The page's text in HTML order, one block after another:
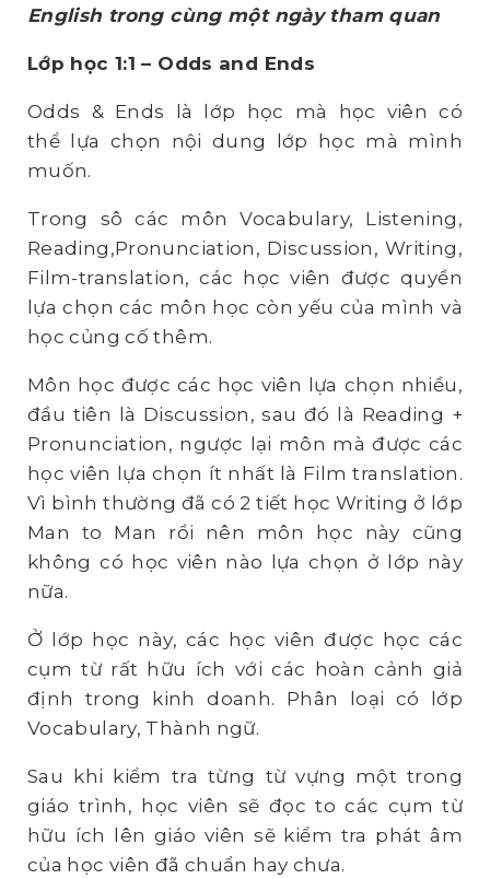
English trong cùng một ngày tham quan
Lớp học 1:1 – Odds and Ends
Odds & Ends là lớp học mà học viên có
thể lựa chọn nội dung lớp học mà mình
muốn.
Trong sô các môn Vocabulary, Listening,
Reading,Pronunciation, Discussion, Writing,
Film-translation, các học viên được quyền
lựa chọn các môn học còn yếu của mình và
học củng cố thêm.
Môn học được các học viên lựa chọn nhiều,
đầu tiên là Discussion, sau đó là Reading +
Pronunciation, ngược lại môn mà được các
học viên lựa chọn ít nhất là Film translation.
Vì bình thường đã có 2 tiết học Writing ở lớp
Man to Man rồi nên môn học này cũng
không có học viên nào lựa chọn ở lớp này
nữa.
Ở lớp học này, các học viên được học các
cụm từ rất hữu ích với các hoàn cảnh giả
định trong kinh doanh. Phân loại có lớp
Vocabulary, Thành ngữ.
Sau khi kiểm tra từng từ vựng một trong
giáo trình, học viên sẽ đọc to các cụm từ
hữu ích lên giáo viên sẽ kiểm tra phát âm
của học viên đã chuẩn hay chưa.